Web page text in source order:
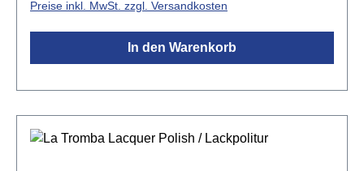
durch mehrere RastpositionenSockel mit
KlappfüßenHöhe: 485 mmGewicht: 1,04 kgFarbe:
Preise inkl. MwSt. zzgl. Versandkosten
In den Warenkorb